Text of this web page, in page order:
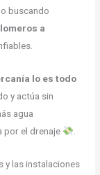
buscando
a
lo es todo
y actúa sin
agua
por el drenaje
y las instalaciones